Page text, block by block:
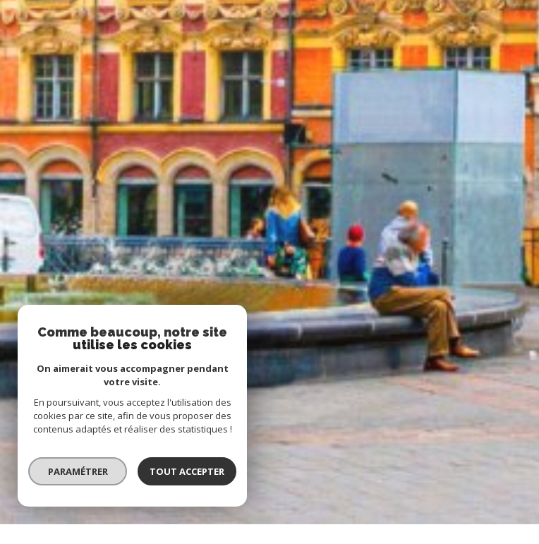
Comme beaucoup, notre site
utilise les cookies
On aimerait vous accompagner pendant
votre visite.
En poursuivant, vous acceptez l'utilisation des
cookies par ce site, afin de vous proposer des
contenus adaptés et réaliser des statistiques !
PARAMÉTRER TOUT ACCEPTER